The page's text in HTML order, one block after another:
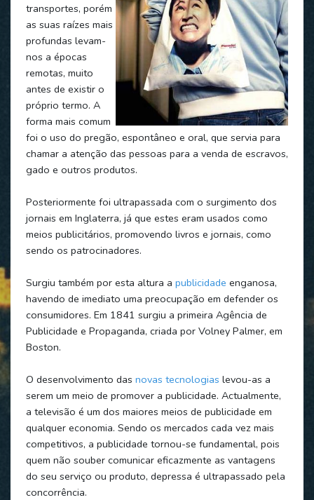
transportes, porém
as suas raízes mais
profundas levam-
nos a épocas
remotas, muito
antes de existir o
próprio termo. A
forma mais comum
foi o uso do pregão, espontâneo e oral, que servia para
chamar a atenção das pessoas para a venda de escravos,
gado e outros produtos.
Posteriormente foi ultrapassada com o surgimento dos
jornais em Inglaterra, já que estes eram usados como
meios publicitários, promovendo livros e jornais, como
sendo os patrocinadores.
Surgiu também por esta altura a publicidade enganosa,
havendo de imediato uma preocupação em defender os
consumidores. Em 1841 surgiu a primeira Agência de
Publicidade e Propaganda, criada por Volney Palmer, em
Boston.
O desenvolvimento das novas tecnologias levou-as a
serem um meio de promover a publicidade. Actualmente,
a televisão é um dos maiores meios de publicidade em
qualquer economia. Sendo os mercados cada vez mais
competitivos, a publicidade tornou-se fundamental, pois
quem não souber comunicar eficazmente as vantagens
do seu serviço ou produto, depressa é ultrapassado pela
concorrência.